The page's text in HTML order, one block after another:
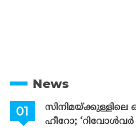
News
ഹീറോ; ‘റിവോൾവർ